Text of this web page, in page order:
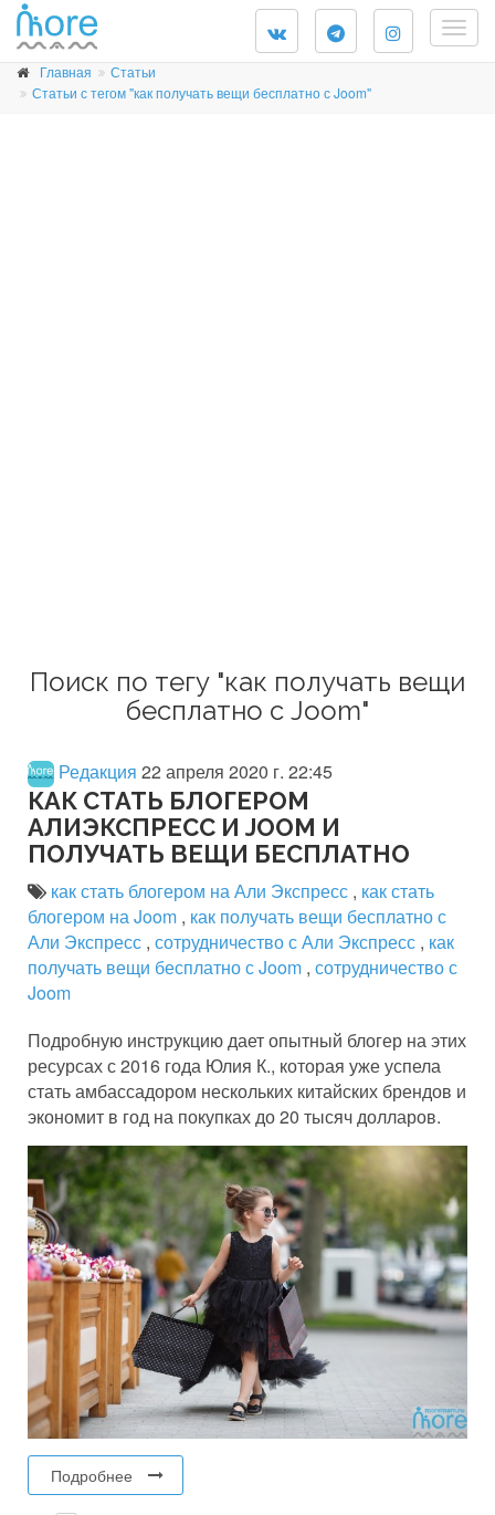
Главная
Статьи
Статьи с тегом "как получать вещи бесплатно с Joom"
Поиск по тегу "как получать вещи
бесплатно с Joom"
Редакция 22 апреля 2020 г. 22:45
КАК СТАТЬ БЛОГЕРОМ
АЛИЭКСПРЕСС И JOOM И
ПОЛУЧАТЬ ВЕЩИ БЕСПЛАТНО
как стать блогером на Али Экспресс , как стать
блогером на Joom , как получать вещи бесплатно с
Али Экспресс , сотрудничество с Али Экспресс , как
получать вещи бесплатно с Joom , сотрудничество с
Joom
Подробную инструкцию дает опытный блогер на этих
ресурсах с 2016 года Юлия К., которая уже успела
стать амбассадором нескольких китайских брендов и
экономит в год на покупках до 20 тысяч долларов.
Подробнее